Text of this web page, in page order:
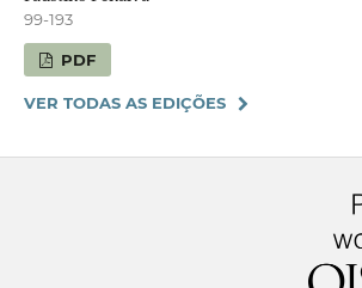
99-193
PDF
VER TODAS AS EDIÇÕES